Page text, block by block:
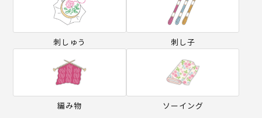
刺しゅう 刺し子
編み物 ソーイング